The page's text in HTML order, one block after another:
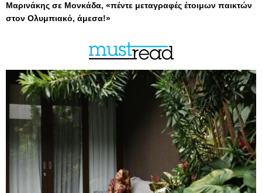
Μαρινάκης σε Μονκάδα, «πέντε μεταγραφές έτοιμων παικτών
στον Ολυμπιακό, άμεσα!»